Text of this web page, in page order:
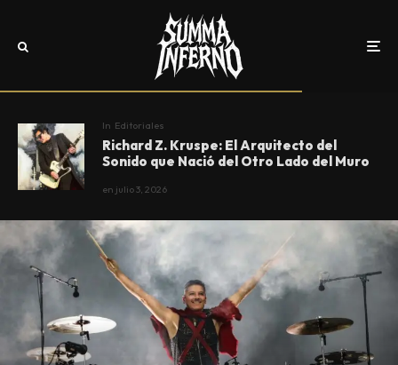
In Editoriales
Richard Z. Kruspe: El Arquitecto del
Sonido que Nació del Otro Lado del Muro
en julio 3, 2026